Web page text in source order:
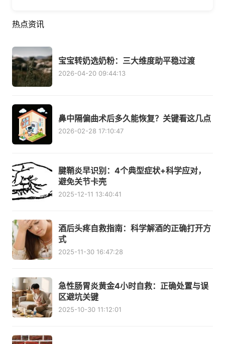
热点资讯
宝宝转奶选奶粉：三大维度助平稳过渡
2026-04-20 09:44:13
鼻中隔偏曲术后多久能恢复？关键看这几点
2026-02-28 17:10:47
腱鞘炎早识别：4个典型症状+科学应对，
避免关节卡壳
2025-12-11 13:40:41
酒后头疼自救指南：科学解酒的正确打开方
式
2025-11-30 16:47:28
急性肠胃炎黄金4小时自救：正确处置与误
区避坑关键
2025-10-30 11:12:01